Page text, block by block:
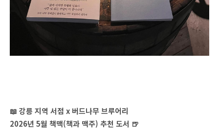
📖 강릉 지역 서점 x 버드나무 브루어리
2026년 5월 책맥(책과 맥주) 추천 도서 🍺